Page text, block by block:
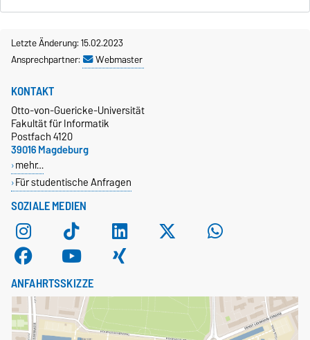
Letzte Änderung: 15.02.2023
Ansprechpartner:
Webmaster
SOZIALE MEDIEN
KONTAKT
Otto-von-Guericke-Universität
Fakultät für Informatik
Postfach 4120
39016 Magdeburg
mehr…
Für studentische Anfragen
ANFAHRTSSKIZZE